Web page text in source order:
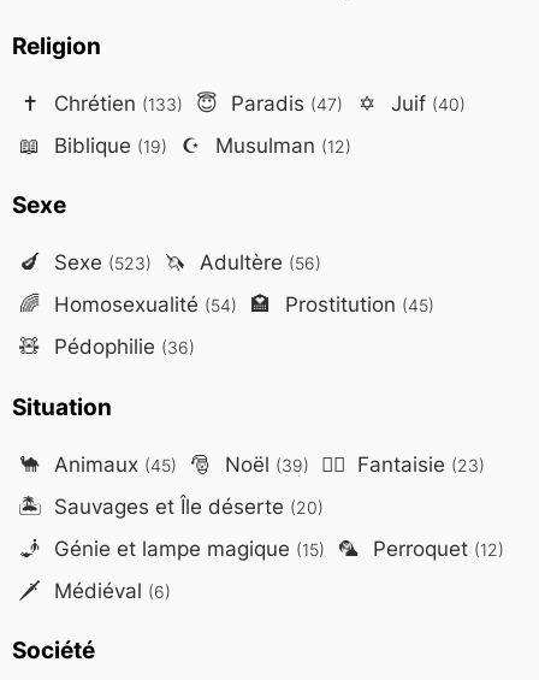
Religion
✝️ Chrétien (133) 😇 Paradis (47) ✡️ Juif (40)
📖 Biblique (19) ☪️ Musulman (12)
Sexe
🍆 Sexe (523) 🦄 Adultère (56)
🌈 Homosexualité (54) 🏩 Prostitution (45)
🧸 Pédophilie (36)
Situation
🐪 Animaux (45) 🎅 Noël (39) 🧙‍♂️ Fantaisie (23)
🏝️ Sauvages et Île déserte (20)
🧞 Génie et lampe magique (15) 🦜 Perroquet (12)
🗡️ Médiéval (6)
Société